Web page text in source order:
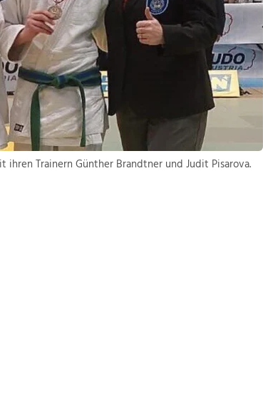
ihren Trainern Günther Brandtner und Judit Pisarova.